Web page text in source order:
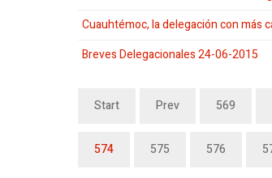
Cuauhtémoc, la delegación con más
Breves Delegacionales 24-06-2015
Start Prev 569
574 575 576